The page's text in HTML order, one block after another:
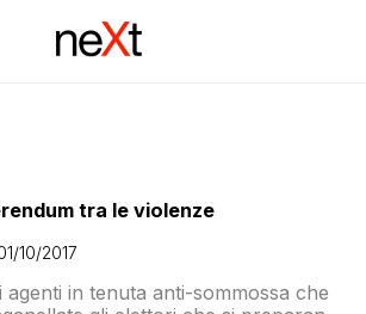
tra le violenze
10/2017
agenti in tenuta anti-sommossa che